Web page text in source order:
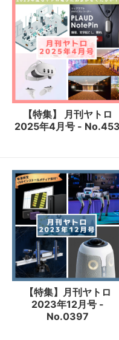
【特集】 月刊ヤトロ
2025年4月号 - No.453
【特集】月刊ヤトロ
2023年12月号 -
No.0397